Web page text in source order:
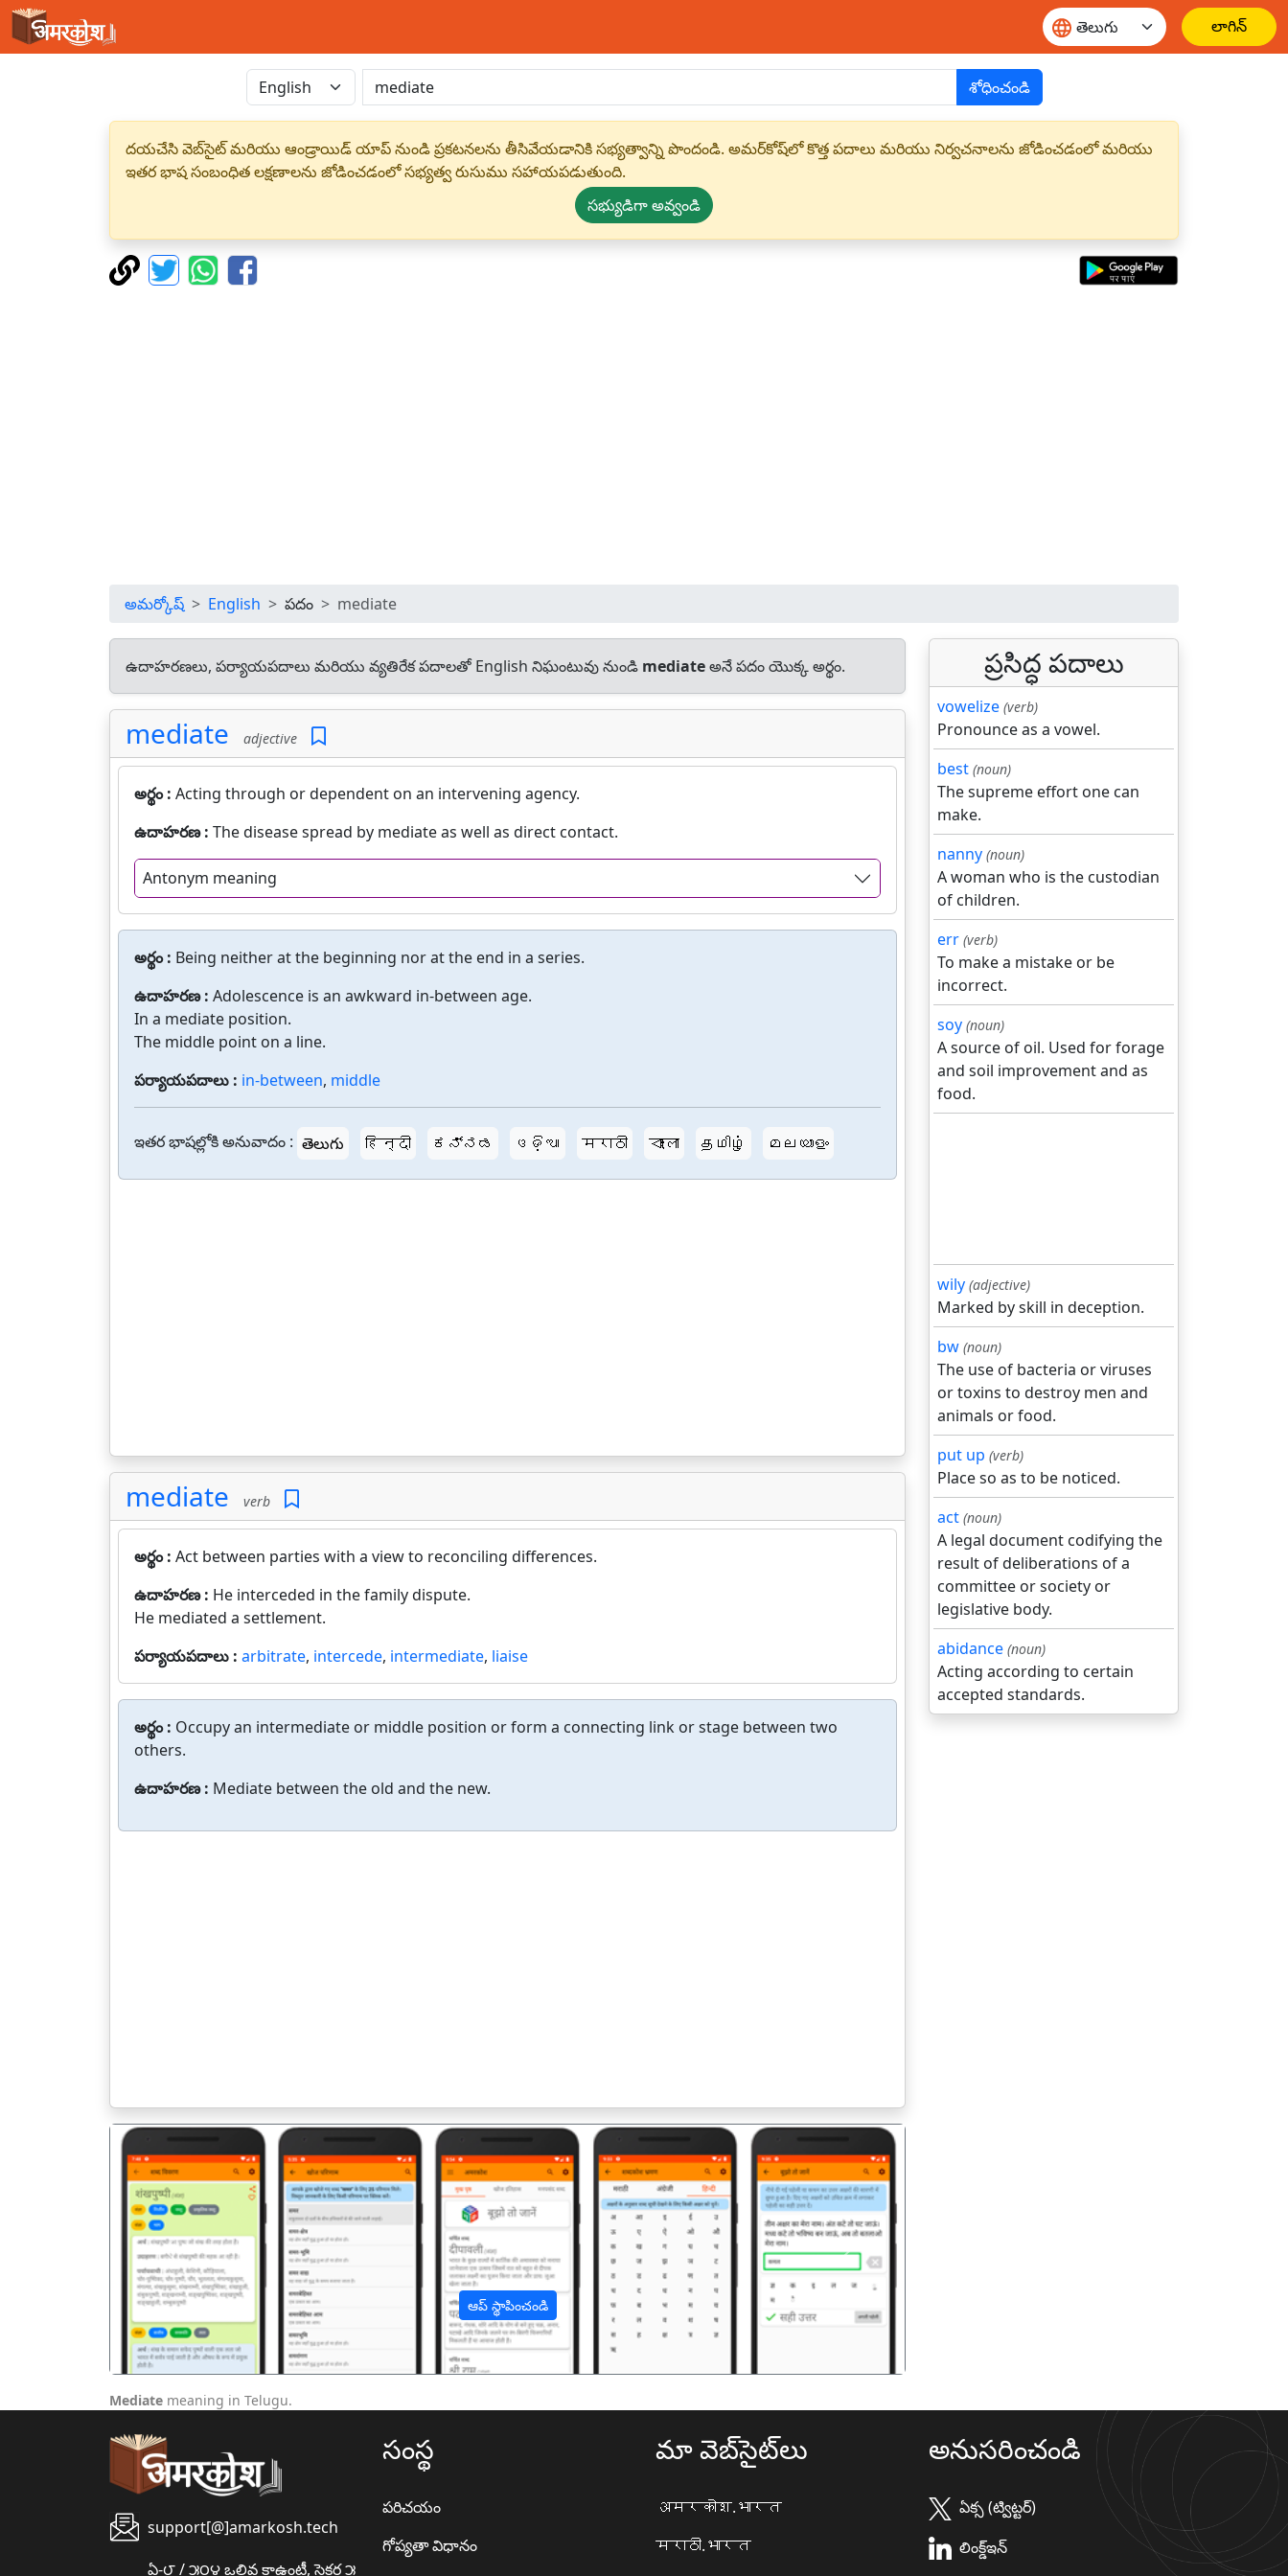
లాగిన్
శోధించండి
దయచేసి వెబ్‌సైట్ మరియు ఆండ్రాయిడ్ యాప్ నుండి ప్రకటనలను తీసివేయడానికి సభ్యత్వాన్ని పొందండి. అమర్‌కోష్‌లో కొత్త పదాలు మరియు నిర్వచనాలను జోడించడంలో మరియు
ఇతర భాష సంబంధిత లక్షణాలను జోడించడంలో సభ్యత్వ రుసుము సహాయపడుతుంది.
సభ్యుడిగా అవ్వండి
అమర్కోష్ English పదం mediate
ఉదాహరణలు, పర్యాయపదాలు మరియు వ్యతిరేక పదాలతో English నిఘంటువు నుండి mediateఅనే పదం యొక్క అర్థం.
mediate adjective
అర్థం : Acting through or dependent on an intervening agency.
ఉదాహరణ : The disease spread by mediate as well as direct contact.
Antonym meaning
అర్థం : Being neither at the beginning nor at the end in a series.
ఉదాహరణ : Adolescence is an awkward in-between age.
In a mediate position.
The middle point on a line.
పర్యాయపదాలు : in-between, middle
ఇతర భాషల్లోకి అనువాదం : తెలుగు हिन्दी ಕನ್ನಡ ଓଡ଼ିଆ मराठी বাংলা தமிழ் മലയാളം
mediate verb
అర్థం : Act between parties with a view to reconciling differences.
ఉదాహరణ : He interceded in the family dispute.
He mediated a settlement.
పర్యాయపదాలు : arbitrate, intercede, intermediate, liaise
అర్థం : Occupy an intermediate or middle position or form a connecting link or stage between two
others.
ఉదాహరణ : Mediate between the old and the new.
ఆప్ స్థాపించండి
पिछला अगला
ప్రసిద్ధ పదాలు
vowelize (verb)
Pronounce as a vowel.
best (noun)
The supreme effort one can
make.
nanny (noun)
A woman who is the custodian
of children.
err (verb)
To make a mistake or be
incorrect.
soy (noun)
A source of oil. Used for forage
and soil improvement and as
food.
wily (adjective)
Marked by skill in deception.
bw (noun)
The use of bacteria or viruses
or toxins to destroy men and
animals or food.
put up (verb)
Place so as to be noticed.
act (noun)
A legal document codifying the
result of deliberations of a
committee or society or
legislative body.
abidance (noun)
Acting according to certain
accepted standards.
Mediate meaning in Telugu.
support[@]amarkosh.tech
ఏ-౮ / ౫౦౪ ఒలివ కాఉంటీ, సైక్టర ౫
సంస్థ
పరిచయం
గోప్యతా విధానం
మా వెబ్‌సైట్‌లు
अमरकोश.भारत
मराठी.भारत
అనుసరించండి
ఏక్స (ట్విట్టర్)
లింక్డ్ఇన్